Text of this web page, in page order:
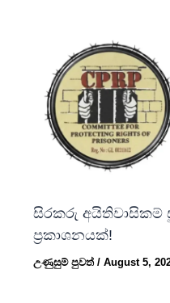
සිරකරු අයිතිවාසිකම්
ප්‍රකාශනයක්!
උණුසුම් පුවත්/August 5,